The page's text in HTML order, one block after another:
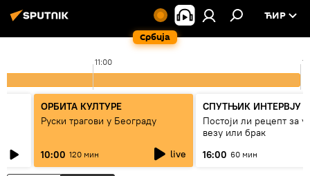
Србија
ЋИР
11:00
ОРБИТА КУЛТУРЕ
Руски трагови у Београду
10:00 120 мин live
СПУТЊИК ИНТЕРВЈУ
Постоји ли рецепт за
везу или брак
16:00 60 мин